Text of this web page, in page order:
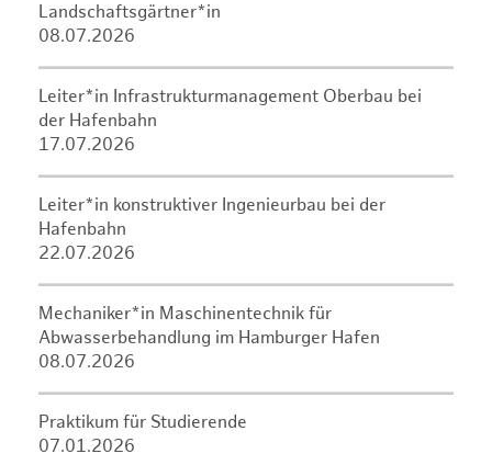
Landschaftsgärtner*in
08.07.2026
Leiter*in Infrastrukturmanagement Oberbau bei
der Hafenbahn
17.07.2026
Leiter*in konstruktiver Ingenieurbau bei der
Hafenbahn
22.07.2026
Mechaniker*in Maschinentechnik für
Abwasserbehandlung im Hamburger Hafen
08.07.2026
Praktikum für Studierende
07.01.2026